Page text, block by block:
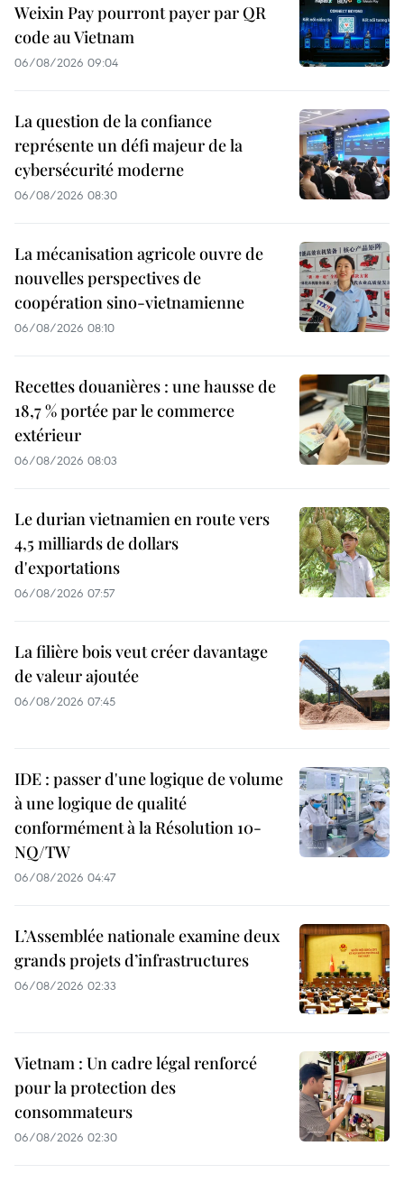
Weixin Pay pourront payer par QR
code au Vietnam
06/08/2026 09:04
La question de la confiance
représente un défi majeur de la
cybersécurité moderne
06/08/2026 08:30
La mécanisation agricole ouvre de
nouvelles perspectives de
coopération sino-vietnamienne
06/08/2026 08:10
Recettes douanières : une hausse de
18,7 % portée par le commerce
extérieur
06/08/2026 08:03
Le durian vietnamien en route vers
4,5 milliards de dollars
d'exportations
06/08/2026 07:57
La filière bois veut créer davantage
de valeur ajoutée
06/08/2026 07:45
IDE : passer d'une logique de volume
à une logique de qualité
conformément à la Résolution 10-
NQ/TW
06/08/2026 04:47
L’Assemblée nationale examine deux
grands projets d’infrastructures
06/08/2026 02:33
Vietnam : Un cadre légal renforcé
pour la protection des
consommateurs
06/08/2026 02:30